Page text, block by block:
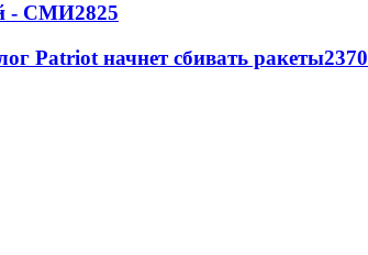
- СМИ2825
Patriot начнет сбивать ракеты2370